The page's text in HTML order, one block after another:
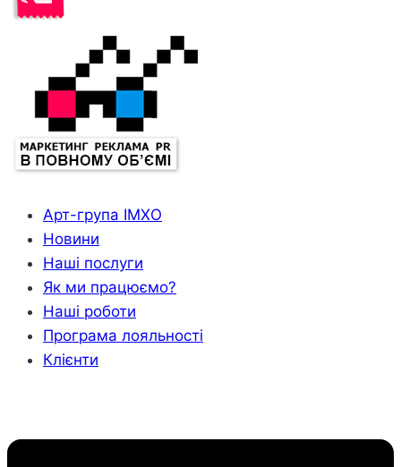
Арт-група ІМХО
Новини
Наші послуги
Як ми працюємо?
Наші роботи
Програма лояльності
Клієнти